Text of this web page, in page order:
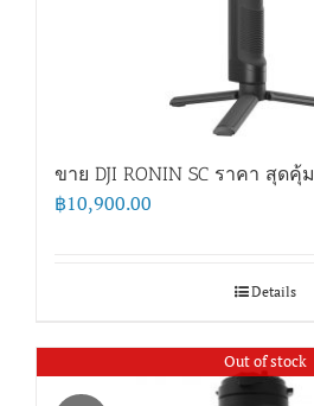
ขาย DJI RONIN SC ราคา สุดคุ้ม
฿10,900.00
Details
Out of stock